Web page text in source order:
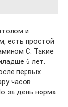
и
есть простой
С. Такие
6 лет.
первых
часов
за день норма